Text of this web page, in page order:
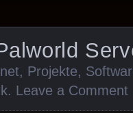
, Projekte,
. Leave a Comment